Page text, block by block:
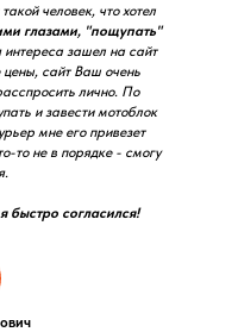
человек, что хотел
глазами, "пощупать"
интереса зашел на сайт
сайт Ваш очень
лично. По
и завести мотоблок
мне его привезет
то не в порядке - смогу
быстро согласился!